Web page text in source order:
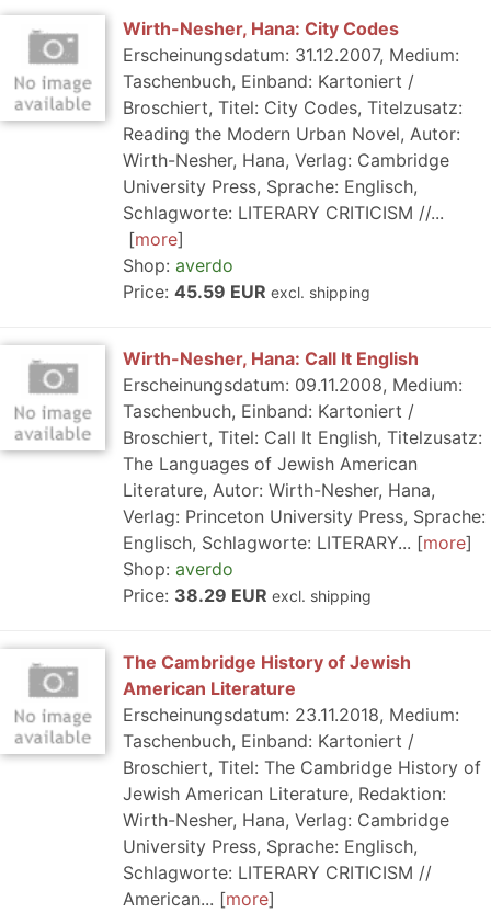
Wirth-Nesher, Hana: City Codes
Erscheinungsdatum: 31.12.2007, Medium:
Taschenbuch, Einband: Kartoniert /
Broschiert, Titel: City Codes, Titelzusatz:
Reading the Modern Urban Novel, Autor:
Wirth-Nesher, Hana, Verlag: Cambridge
University Press, Sprache: Englisch,
Schlagworte: LITERARY CRITICISM //...
more
Shop: averdo
Price: 45.59 EUR excl. shipping
Wirth-Nesher, Hana: Call It English
Erscheinungsdatum: 09.11.2008, Medium:
Taschenbuch, Einband: Kartoniert /
Broschiert, Titel: Call It English, Titelzusatz:
The Languages of Jewish American
Literature, Autor: Wirth-Nesher, Hana,
Verlag: Princeton University Press, Sprache:
Englisch, Schlagworte: LITERARY...
more
Shop: averdo
Price: 38.29 EUR excl. shipping
The Cambridge History of Jewish
American Literature
Erscheinungsdatum: 23.11.2018, Medium:
Taschenbuch, Einband: Kartoniert /
Broschiert, Titel: The Cambridge History of
Jewish American Literature, Redaktion:
Wirth-Nesher, Hana, Verlag: Cambridge
University Press, Sprache: Englisch,
Schlagworte: LITERARY CRITICISM //
American...
more